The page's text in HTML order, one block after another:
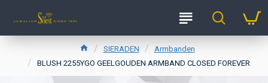
SIERADEN
Armbanden
BLUSH 2255YGO GEELGOUDEN ARMBAND CLOSED FOREVER